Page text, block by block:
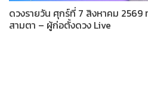
ดวงรายวัน ศุกร์ที่ 7 สิงหาคม 2569
สามตา – ผู้ก่อตั้งดวง Live